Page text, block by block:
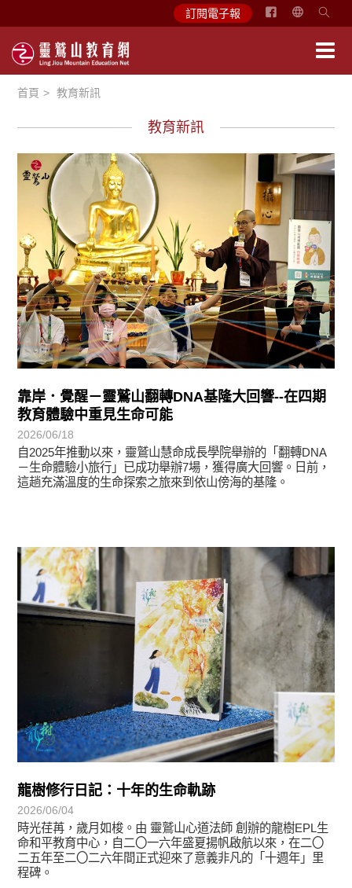
訂閱電子報
简
首頁 教育新訊
教育新訊
靠岸．覺醒－靈鷲山翻轉DNA基隆大回響--在四期
教育體驗中重見生命可能
2026/06/18
自2025年推動以來，靈鷲山慧命成長學院舉辦的「翻轉DNA
－生命體驗小旅行」已成功舉辦7場，獲得廣大回響。日前，
這趟充滿溫度的生命探索之旅來到依山傍海的基隆。
學習分享
龍樹修行日記：十年的生命軌跡
2026/06/04
時光荏苒，歲月如梭。由 靈鷲山心道法師 創辦的龍樹EPL生
命和平教育中心，自二〇一六年盛夏揚帆啟航以來，在二〇
二五年至二〇二六年間正式迎來了意義非凡的「十週年」里
程碑。